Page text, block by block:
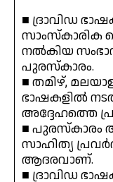
■ ദ്രാവിഡ
സാംസ്കാരിക
നൽകിയ
പുരസ്‌കാരം.
■ തമിഴ്,
ഭാഷകളിൽ
അദ്ദേഹത്തെ
■ പുരസ്‌കാരം
സാഹിത്യ
ആദരവാണ്.
■ ദ്രാവിഡ